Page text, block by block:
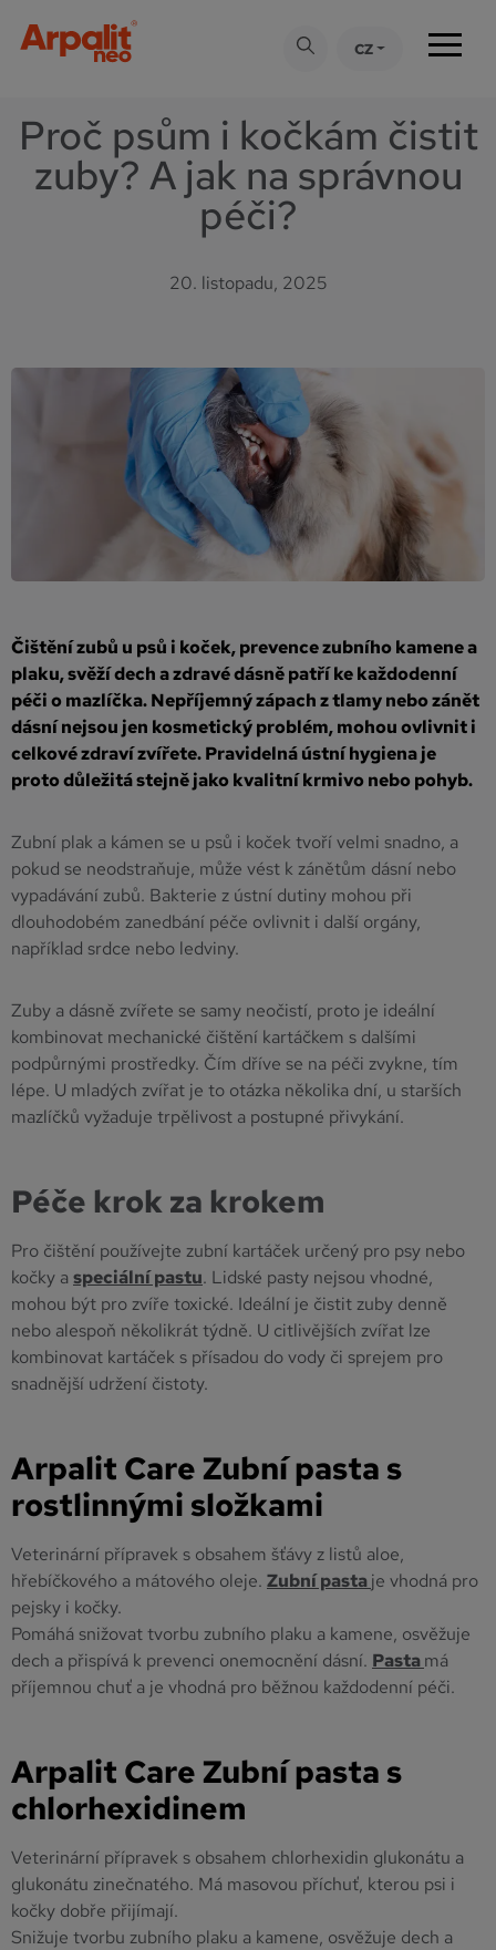
CZ
Proč psům i kočkám čistit
zuby? A jak na správnou
péči?
20. listopadu, 2025
Čištění zubů u psů i koček, prevence zubního kamene a
plaku, svěží dech a zdravé dásně patří ke každodenní
péči o mazlíčka. Nepříjemný zápach z tlamy nebo zánět
dásní nejsou jen kosmetický problém, mohou ovlivnit i
celkové zdraví zvířete. Pravidelná ústní hygiena je
proto důležitá stejně jako kvalitní krmivo nebo pohyb.
Zubní plak a kámen se u psů i koček tvoří velmi snadno, a
pokud se neodstraňuje, může vést k zánětům dásní nebo
vypadávání zubů. Bakterie z ústní dutiny mohou při
dlouhodobém zanedbání péče ovlivnit i další orgány,
například srdce nebo ledviny.
Zuby a dásně zvířete se samy neočistí, proto je ideální
kombinovat mechanické čištění kartáčkem s dalšími
podpůrnými prostředky. Čím dříve se na péči zvykne, tím
lépe. U mladých zvířat je to otázka několika dní, u starších
mazlíčků vyžaduje trpělivost a postupné přivykání.
Péče krok za krokem
Pro čištění používejte zubní kartáček určený pro psy nebo
kočky a speciální pastu. Lidské pasty nejsou vhodné,
mohou být pro zvíře toxické. Ideální je čistit zuby denně
nebo alespoň několikrát týdně. U citlivějších zvířat lze
kombinovat kartáček s přísadou do vody či sprejem pro
snadnější udržení čistoty.
Arpalit Care Zubní pasta s
rostlinnými složkami
Veterinární přípravek s obsahem šťávy z listů aloe,
hřebíčkového a mátového oleje. Zubní pastaje vhodná pro
pejsky i kočky.
Pomáhá snižovat tvorbu zubního plaku a kamene, osvěžuje
dech a přispívá k prevenci onemocnění dásní. Pastamá
příjemnou chuť a je vhodná pro běžnou každodenní péči.
Arpalit Care Zubní pasta s
chlorhexidinem
Veterinární přípravek s obsahem chlorhexidin glukonátu a
glukonátu zinečnatého. Má masovou příchuť, kterou psi i
kočky dobře přijímají.
Snižuje tvorbu zubního plaku a kamene, osvěžuje dech a